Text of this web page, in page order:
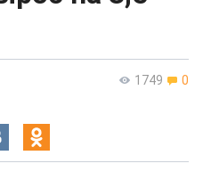
1749 0